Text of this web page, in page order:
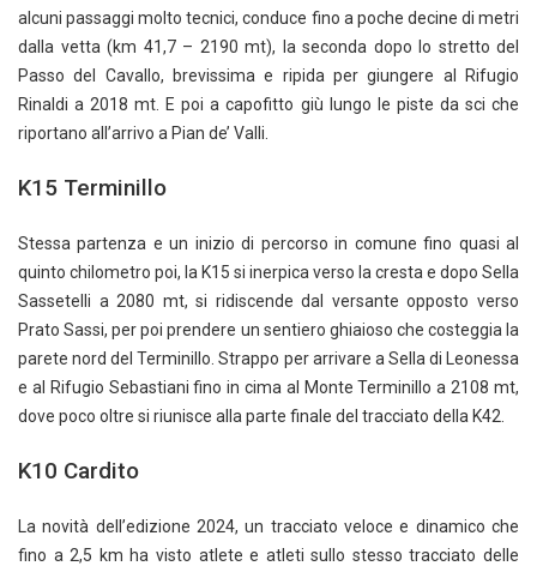
alcuni passaggi molto tecnici, conduce fino a poche decine di metri
dalla vetta (km 41,7 – 2190 mt), la seconda dopo lo stretto del
Passo del Cavallo, brevissima e ripida per giungere al Rifugio
Rinaldi a 2018 mt. E poi a capofitto giù lungo le piste da sci che
riportano all’arrivo a Pian de’ Valli.
K15 Terminillo
Stessa partenza e un inizio di percorso in comune fino quasi al
quinto chilometro poi, la K15 si inerpica verso la cresta e dopo Sella
Sassetelli a 2080 mt, si ridiscende dal versante opposto verso
Prato Sassi, per poi prendere un sentiero ghiaioso che costeggia la
parete nord del Terminillo. Strappo per arrivare a Sella di Leonessa
e al Rifugio Sebastiani fino in cima al Monte Terminillo a 2108 mt,
dove poco oltre si riunisce alla parte finale del tracciato della K42.
K10 Cardito
La novità dell’edizione 2024, un tracciato veloce e dinamico che
fino a 2,5 km ha visto atlete e atleti sullo stesso tracciato delle